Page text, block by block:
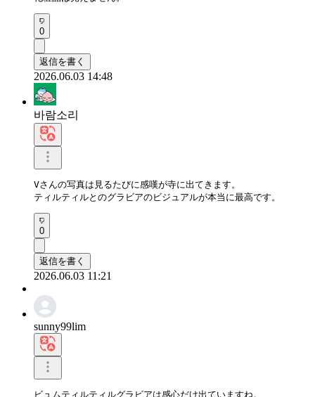
0
返信を書く
2026.06.03 14:48
바람소리
Vさんの写真は見るたびに感嘆が寺に出てきます。
ティルティルとのグラビアのビジュアルが本当に最高です。
0
返信を書く
2026.06.03 11:21
sunny99lim
ビュムティルティルグラビアは感心だけ出ていますね。